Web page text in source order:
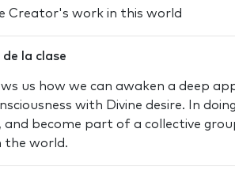
Creator's work in this world
la clase
us how we can awaken a deep
with Divine desire. In
and become part of a collective
the world.